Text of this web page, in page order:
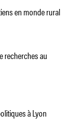
en monde rural
recherches au
à Lyon